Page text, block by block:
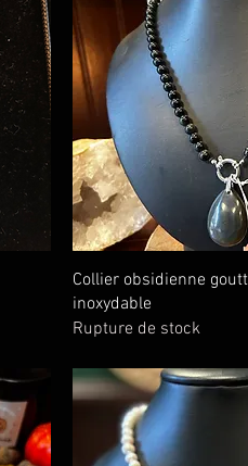
Aperçu
Collier obsidienne
inoxydable
Rupture de stock